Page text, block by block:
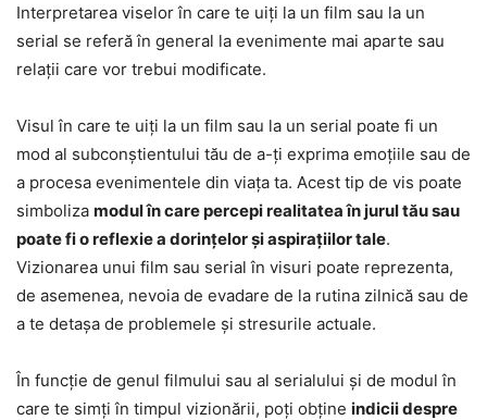
Interpretarea viselor în care te uiți la un film sau la un
serial se referă în general la evenimente mai aparte sau
relații care vor trebui modificate.
Visul în care te uiți la un film sau la un serial poate fi un
mod al subconștientului tău de a-ți exprima emoțiile sau de
a procesa evenimentele din viața ta. Acest tip de vis poate
simboliza modul în care percepi realitatea în jurul tău sau
poate fi o reflexie a dorințelor și aspirațiilor tale.
Vizionarea unui film sau serial în visuri poate reprezenta,
de asemenea, nevoia de evadare de la rutina zilnică sau de
a te detașa de problemele și stresurile actuale.
În funcție de genul filmului sau al serialului și de modul în
care te simți în timpul vizionării, poți obține indicii despre